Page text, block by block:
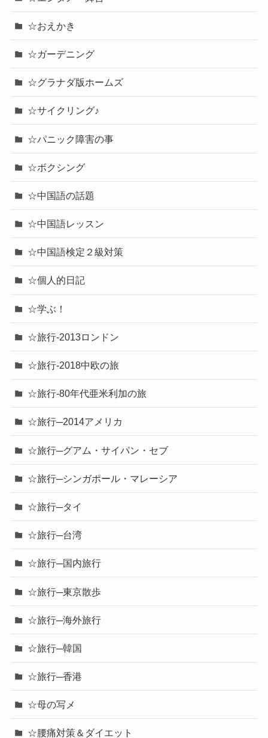
☆おえかき
☆ガーデニング
☆グラナダ版ホームズ
☆サイクリング♪
☆パニック障害の事
☆ボクシング
☆中国語の話題
☆中国語レッスン
☆中国語検定２級対策
☆個人的日記
☆学ぶ！
☆旅行-2013ロンドン
☆旅行-2018中欧の旅
☆旅行-80年代亜米利加の旅
☆旅行─2014アメリカ
☆旅行─グアム・サイパン・セブ
☆旅行─シンガポール・マレーシア
☆旅行─タイ
☆旅行─台湾
☆旅行─国内旅行
☆旅行─東京散歩
☆旅行─海外旅行
☆旅行─韓国
☆旅行─香港
☆母の写メ
☆腰痛対策＆ダイエット